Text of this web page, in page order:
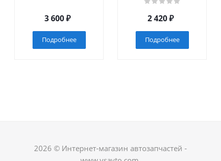
3 600₽
Подробнее
2 420₽
Подробнее
2026 © Интернет-магазин автозапчастей -